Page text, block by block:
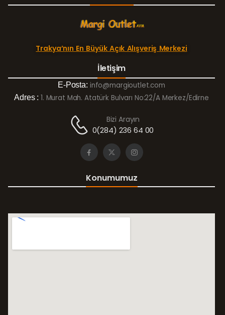
Trakya’nın En Büyük Açık Alışveriş Merkezi
İletişim
E-Posta: info@margioutlet.com
Adres : 1. Murat Mah. Atatürk Bulvarı No:22/A Merkez/Edirne
Bizi Arayın
0(284) 236 64 00
Konumumuz